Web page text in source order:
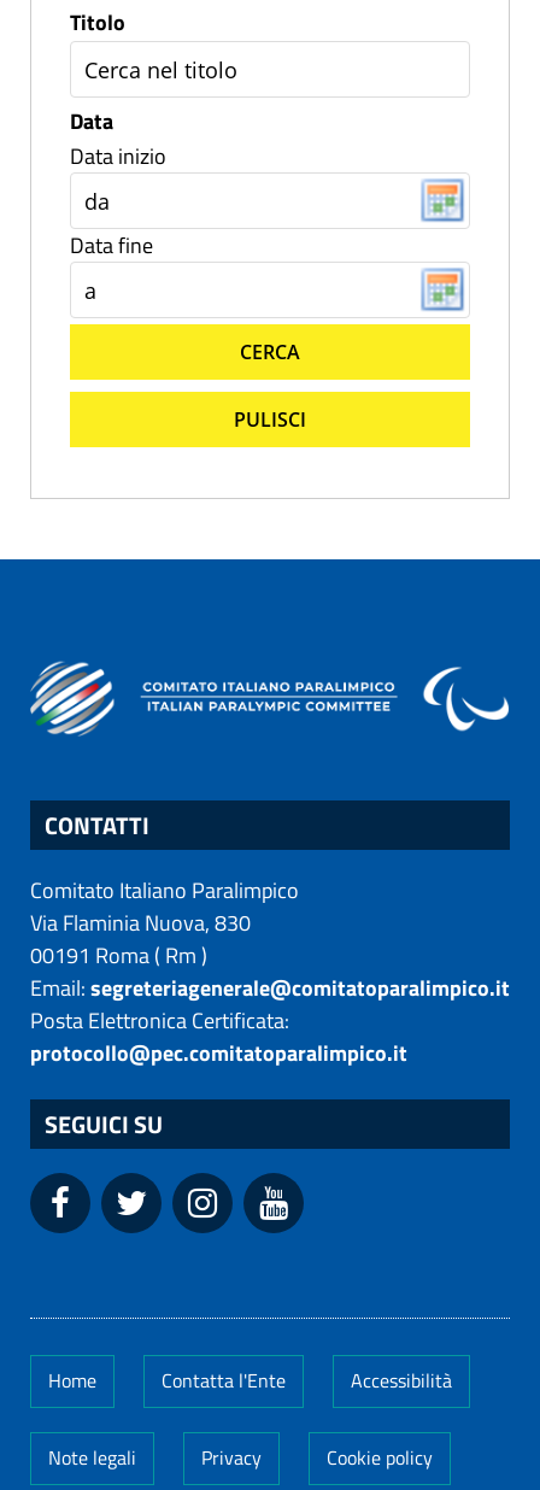
Titolo
Data
Data inizio
Data fine
CERCA
PULISCI
CONTATTI
Comitato Italiano Paralimpico
Via Flaminia Nuova, 830
00191 Roma( Rm)
Email:segreteriagenerale@comitatoparalimpico.it
Posta Elettronica Certificata:
protocollo@pec.comitatoparalimpico.it
SEGUICI SU
Home Contatta l'Ente Accessibilità
Note legali Privacy Cookie policy